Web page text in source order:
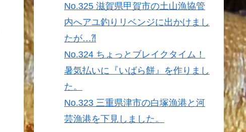
No.325 滋賀県甲賀市の土山漁協管
内へアユ釣りリベンジに出かけまし
たが…⁈
No.324 ちょっとブレイクタイム！
暑気払いに『いばら餅』を作りまし
た。
No.323 三重県津市の白塚漁港と河
芸漁港を下見しました。